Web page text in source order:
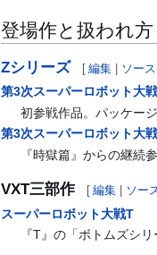
登場作と扱われ方
Zシリーズ [ 編集 | ソー
第3次スーパーロボット大
初参戦作品。パッケー
第3次スーパーロボット大
『時獄篇』からの継続参
VXT三部作 [ 編集 ソー
スーパーロボット大戦T
『T』の「ボトムズシ